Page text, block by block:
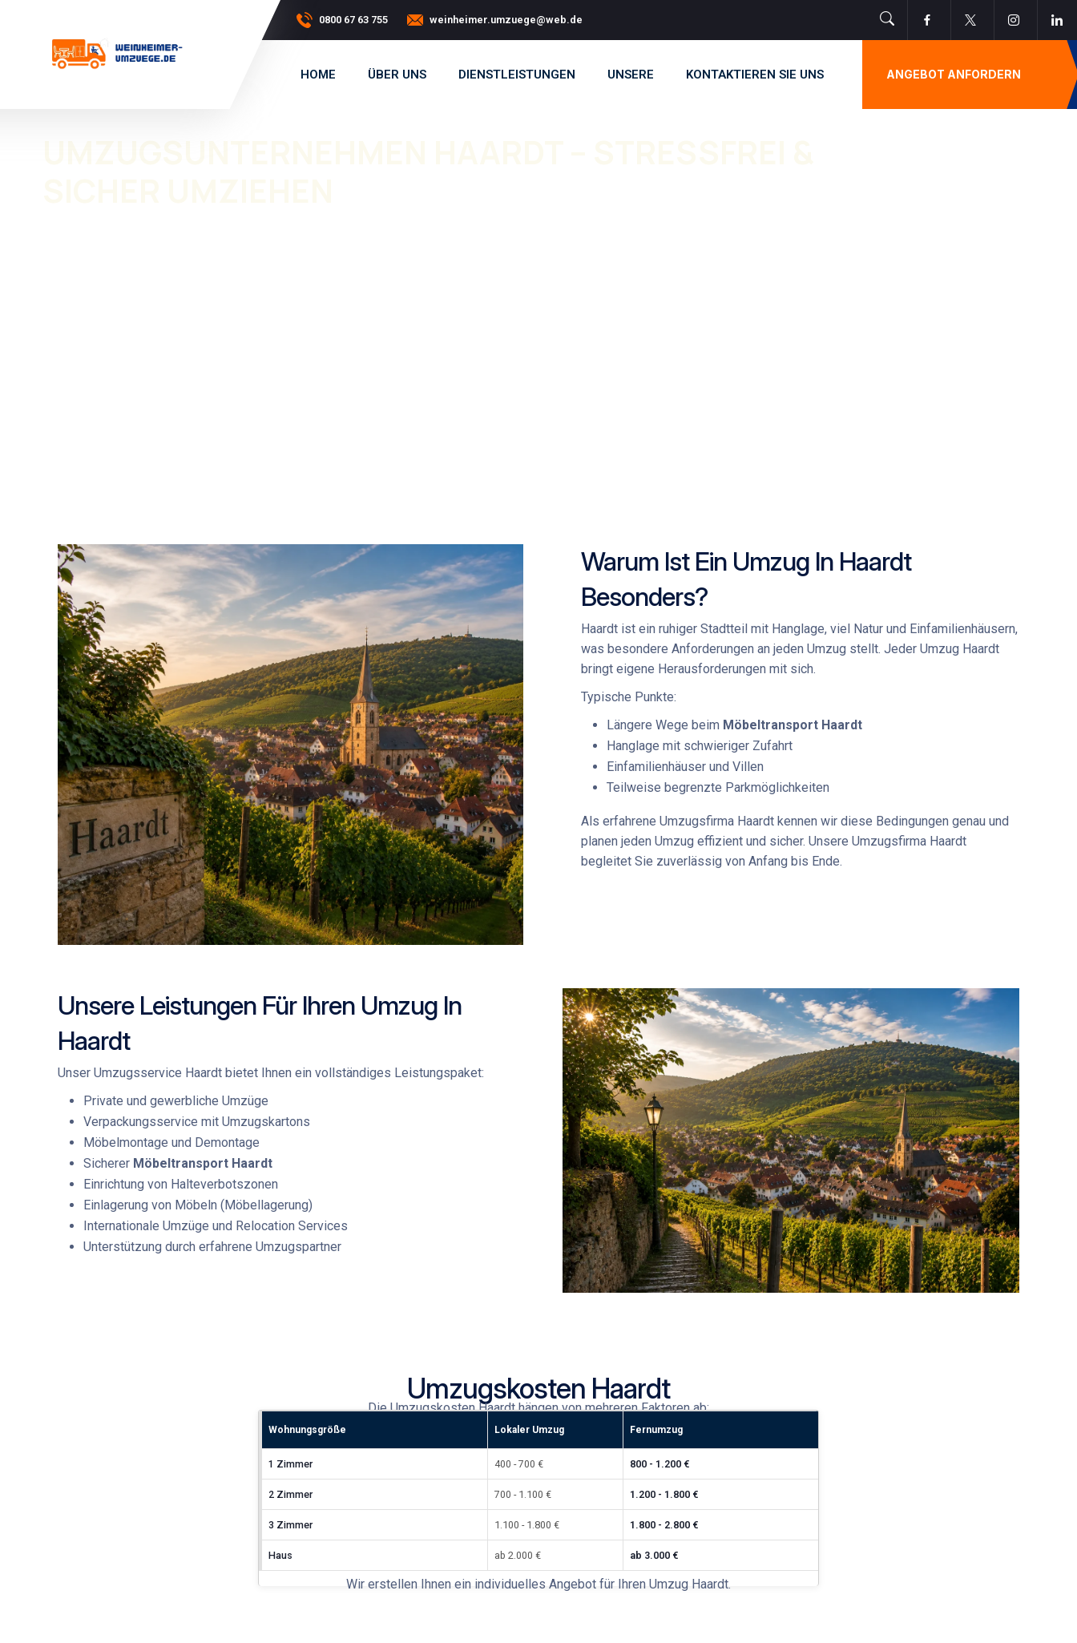
0800 67 63 755 weinheimer.umzuege@web.de
HOME ÜBER UNS DIENSTLEISTUNGEN UNSERE KONTAKTIEREN SIE UNS ANGEBOT ANFORDERN
Warum Ist Ein Umzug In Haardt
Besonders?
Haardt ist ein ruhiger Stadtteil mit Hanglage, viel Natur und Einfamilienhäusern,
was besondere Anforderungen an jeden Umzug stellt. JederUmzug Haardt
bringt eigene Herausforderungen mit sich.
Typische Punkte:
Längere Wege beim Möbeltransport Haardt
Hanglage mit schwieriger Zufahrt
Einfamilienhäuser und Villen
Teilweise begrenzte Parkmöglichkeiten
Als erfahreneUmzugsfirma Haardt kennen wir diese Bedingungen genau und
planen jeden Umzug effizient und sicher. UnsereUmzugsfirma Haardt
begleitet Sie zuverlässig von Anfang bis Ende.
Unsere Leistungen Für Ihren Umzug In
Haardt
Unser Umzugsservice Haardt bietet Ihnen ein vollständiges Leistungspaket:
Private und gewerbliche Umzüge
Verpackungsservice mit Umzugskartons
Möbelmontage und Demontage
Sicherer Möbeltransport Haardt
Einrichtung von Halteverbotszonen
Einlagerung von Möbeln (Möbellagerung)
Internationale Umzüge und Relocation Services
Unterstützung durch erfahrene Umzugspartner
Umzugskosten Haardt
DieUmzugskosten Haardthängen von mehreren Faktoren ab:
Wohnungsgröße Lokaler Umzug Fernumzug
1 Zimmer 400 - 700 € 800 - 1.200 €
2 Zimmer 700 - 1.100 € 1.200 - 1.800 €
3 Zimmer 1.100 - 1.800 € 1.800 - 2.800 €
Haus ab 2.000 € ab 3.000 €
Wir erstellen Ihnen ein individuelles Angebot für Ihren Umzug Haardt.